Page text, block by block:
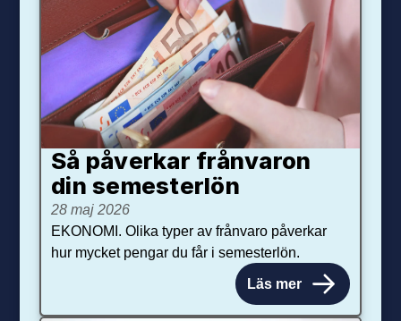
Så påverkar från­varon
din semester­lön
28 maj 2026
EKONOMI. Olika typer av frånvaro påverkar
hur mycket pengar du får i semesterlön.
Läs mer